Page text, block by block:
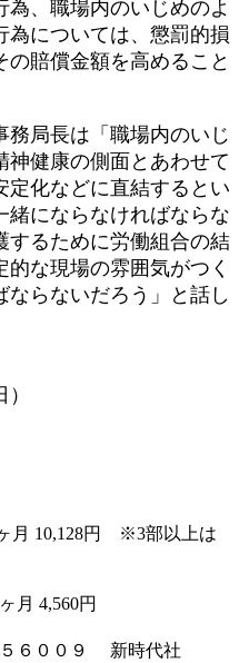
、職場内のいじめのよ
為については、懲罰的損
賠償金額を高めること
局長は「職場内のいじ
健康の側面とあわせて
定化などに直結するとい
緒にならなければならな
するために労働組合の結
な現場の雰囲気がつく
ならないだろう」と話し
ヶ月 10,128円 ※3部以上は
月 4,560円
６００９ 新時代社